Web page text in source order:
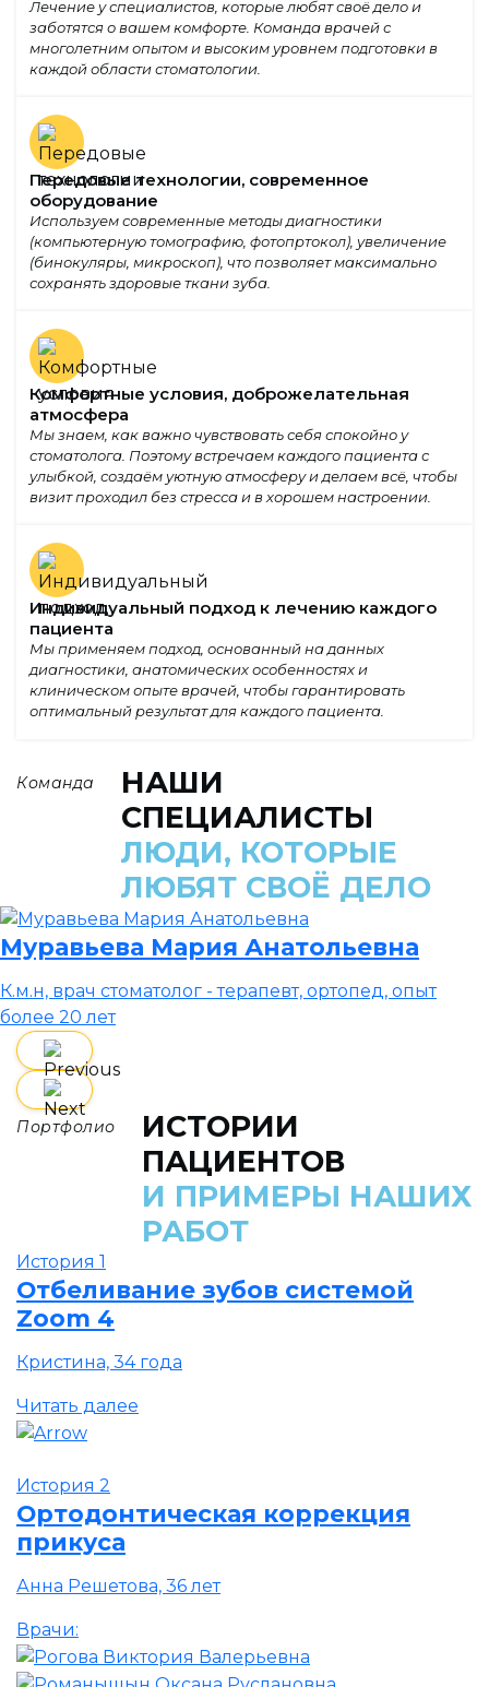
Лечение у специалистов, которые любят своё дело и
заботятся о вашем комфорте. Команда врачей с
многолетним опытом и высоким уровнем подготовки в
каждой области стоматологии.
Передовые технологии, современное
оборудование
Используем современные методы диагностики
(компьютерную томографию, фотопртокол), увеличение
(бинокуляры, микроскоп), что позволяет максимально
сохранять здоровые ткани зуба.
Комфортные условия, доброжелательная
атмосфера
Мы знаем, как важно чувствовать себя спокойно у
стоматолога. Поэтому встречаем каждого пациента с
улыбкой, создаём уютную атмосферу и делаем всё, чтобы
визит проходил без стресса и в хорошем настроении.
Индивидуальный подход к лечению каждого
пациента
Мы применяем подход, основанный на данных
диагностики, анатомических особенностях и
клиническом опыте врачей, чтобы гарантировать
оптимальный результат для каждого пациента.
Команда
НАШИ
СПЕЦИАЛИСТЫ
ЛЮДИ, КОТОРЫЕ
ЛЮБЯТ СВОЁ ДЕЛО
Муравьева Мария Анатольевна
К.м.н, врач стоматолог - терапевт, ортопед, опыт
более 20 лет
Портфолио
ИСТОРИИ
ПАЦИЕНТОВ
И ПРИМЕРЫ НАШИХ
РАБОТ
История 1
Отбеливание зубов системой
Zoom 4
Кристина, 34 года
Читать далее
История 2
Ортодонтическая коррекция
прикуса
Анна Решетова, 36 лет
Врачи: